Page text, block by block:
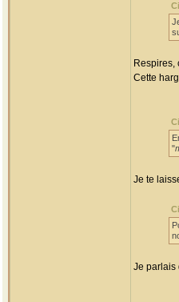
Respires,
Cette
"
Je te
Je parlais